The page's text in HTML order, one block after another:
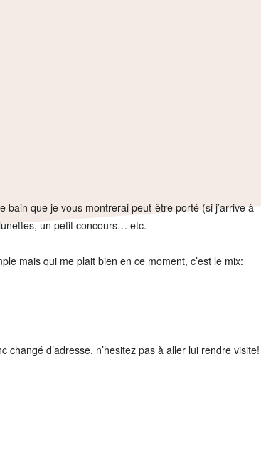
que je vous montrerai peut-être porté (si j’arrive à
un petit concours… etc.
mais qui me plait bien en ce moment, c’est le mix:
d’adresse, n’hesitez pas à aller lui rendre visite!